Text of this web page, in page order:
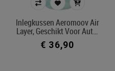
Inlegkussen Aeromoov Air
Layer, Geschikt Voor Aut…
€ 36,90